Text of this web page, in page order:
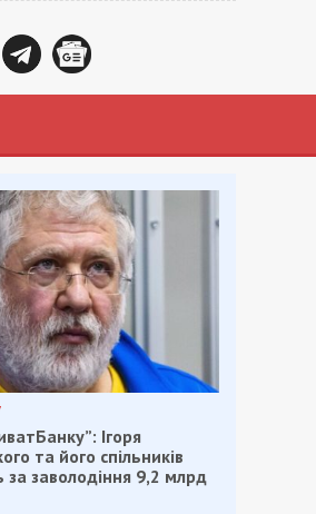
Ігоря
та його спільників
за заволодіння 9,2 млрд